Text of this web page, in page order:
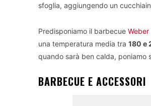
sfoglia, aggiungendo un
Predisponiamo il barbecue Weber
una temperatura media tra 180 e
quando sarà ben calda, poniamo
BARBECUE E ACCESSORI